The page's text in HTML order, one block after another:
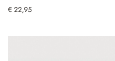
€ 22,95